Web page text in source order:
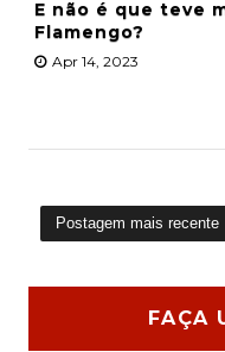
E não é que teve
Flamengo?
Apr 14, 2023
Postagem mais recente
FAÇA